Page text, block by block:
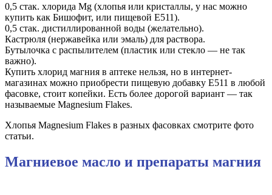
0,5 стак. хлорида Mg (хлопья или кристаллы, у нас можно
купить как Бишофит, или пищевой Е511).
0,5 стак. дистиллированной воды (желательно).
Кастрюля (нержавейка или эмаль) для раствора.
Бутылочка с распылителем (пластик или стекло — не так
важно).
Купить хлорид магния в аптеке нельзя, но в интернет-
магазинах можно приобрести пищевую добавку Е511 в любой
фасовке, стоит копейки. Есть более дорогой вариант — так
называемые Magnesium Flakes.
Хлопья Magnesium Flakes в разных фасовках смотрите фото
статьи.
Магниевое масло и препараты магния